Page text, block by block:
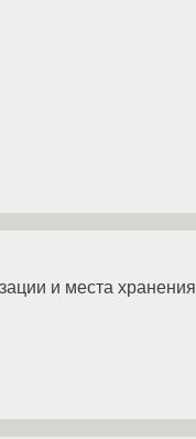
и места хранения